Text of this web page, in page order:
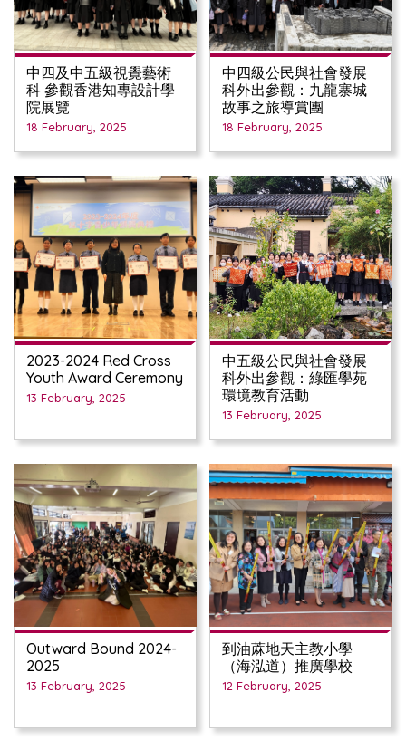
中四及中五級視覺藝術
科 參觀香港知專設計學
院展覽
18 February, 2025
中四級公民與社會發展
科外出參觀：九龍寨城
故事之旅導賞團
18 February, 2025
2023-2024 Red Cross
Youth Award Ceremony
13 February, 2025
中五級公民與社會發展
科外出參觀：綠匯學苑
環境教育活動
13 February, 2025
Outward Bound 2024-
2025
13 February, 2025
到油蔴地天主教小學
（海泓道）推廣學校
12 February, 2025